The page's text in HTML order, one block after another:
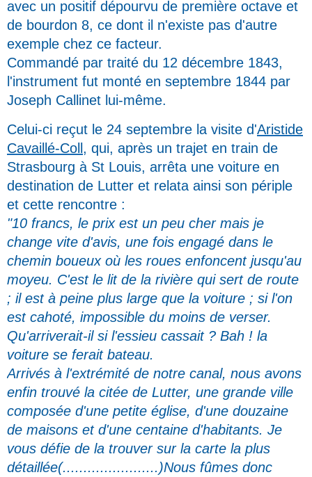
avec un positif dépourvu de première octave et
de bourdon 8, ce dont il n'existe pas d'autre
exemple chez ce facteur.
Commandé par traité du 12 décembre 1843,
l'instrument fut monté en septembre 1844 par
Joseph Callinet lui-même.
Celui-ci reçut le 24 septembre la visite d'Aristide
Cavaillé-Coll , qui, après un trajet en train de
Strasbourg à St Louis, arrêta une voiture en
destination de Lutter et relata ainsi son périple
et cette rencontre :
"10 francs, le prix est un peu cher mais je
change vite d'avis, une fois engagé dans le
chemin boueux où les roues enfoncent jusqu'au
moyeu. C'est le lit de la rivière qui sert de route
; il est à peine plus large que la voiture ; si l'on
est cahoté, impossible du moins de verser.
Qu'arriverait-il si l'essieu cassait ? Bah ! la
voiture se ferait bateau.
Arrivés à l'extrémité de notre canal, nous avons
enfin trouvé la citée de Lutter, une grande ville
composée d'une petite église, d'une douzaine
de maisons et d'une centaine d'habitants. Je
vous défie de la trouver sur la carte la plus
détaillée(.......................)Nous fûmes donc